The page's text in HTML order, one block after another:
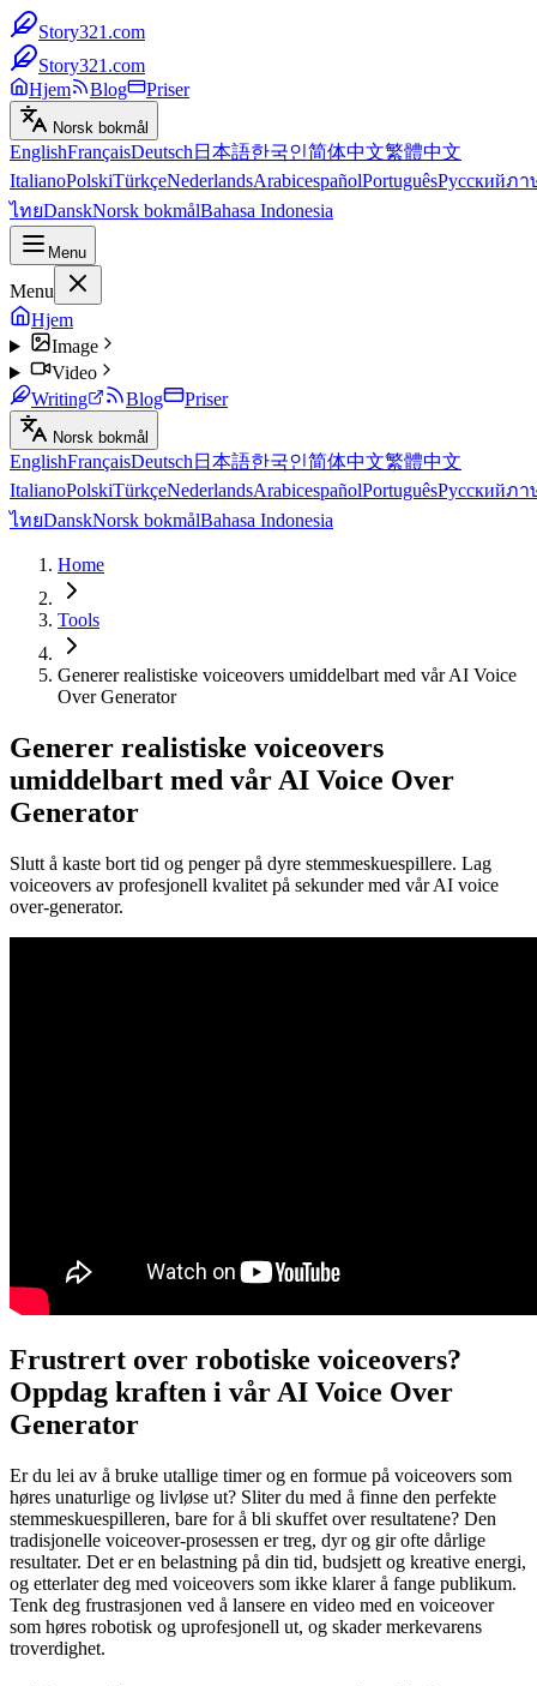
Story321.com
Story321.com
Hjem
Blog Priser
Norsk bokmål
EnglishFrançaisDeutsch 日本語한국인简体中文繁體中文
ItalianoPolskiTürkçeNederlandsArabicespañolPortuguêsРусскийภา
ไทยDanskNorsk bokmålBahasa Indonesia
Menu
Menu
Hjem
Image
Video
Writing
Blog Priser
Norsk bokmål
EnglishFrançaisDeutsch 日本語한국인简体中文繁體中文
ItalianoPolskiTürkçeNederlandsArabicespañolPortuguêsРусскийภา
ไทยDanskNorsk bokmålBahasa Indonesia
Home
Tools
Generer realistiske voiceovers umiddelbart med vår AI Voice
Over Generator
Generer realistiske voiceovers
umiddelbart med vår AI Voice Over
Generator
Slutt å kaste bort tid og penger på dyre stemmeskuespillere. Lag
voiceovers av profesjonell kvalitet på sekunder med vår AI voice
over-generator.
Frustrert over robotiske voiceovers?
Oppdag kraften i vår AI Voice Over
Generator
Er du lei av å bruke utallige timer og en formue på voiceovers som
høres unaturlige og livløse ut? Sliter du med å finne den perfekte
stemmeskuespilleren, bare for å bli skuffet over resultatene? Den
tradisjonelle voiceover-prosessen er treg, dyr og gir ofte dårlige
resultater. Det er en belastning på din tid, budsjett og kreative energi,
og etterlater deg med voiceovers som ikke klarer å fange publikum.
Tenk deg frustrasjonen ved å lansere en video med en voiceover
som høres robotisk og uprofesjonell ut, og skader merkevarens
troverdighet.